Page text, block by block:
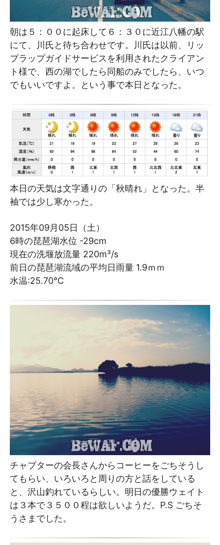
朝は５：００に起床して６：３０に近江八幡の駅
にて、川氏と待ち合わせです。川氏は以前、リッ
プラップガイドサービスを利用されたクライアン
ト様で、西の湖でしたら同船のみでしたら、いつ
でもいいですよ。という事で本日となった。
本日の天気は文字通りの「秋晴れ」となった。半
袖では少し寒かった。
2015年09月05日（土）
6時の琵琶湖水位 -29cm
現在の洗堰放流量 220m³/s
前日の琵琶湖流域の平均日雨量 1.9ｍｍ
水温:25.70℃
チャプターの会長さんからコーヒーをごちそうし
てもらい、いろいろと周りの方と話をしている
と、沢山釣れているらしい。明日の優勝ウェイト
は３本で３５００程は欲しいようだ。P.S ごちそ
うさまでした。